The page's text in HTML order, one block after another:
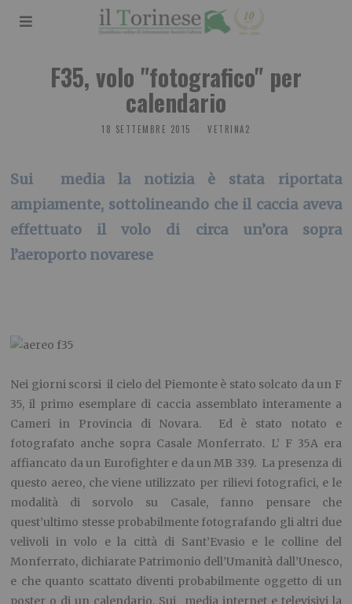
F35, volo "fotografico" per
calendario
18 SETTEMBRE 2015 VETRINA2
Sui media la notizia è stata riportata
ampiamente, sottolineando che il caccia aveva
effettuato il volo di circa un’ora sopra
l’aeroporto novarese
Nei giorni scorsi il cielo del Piemonte è stato solcato da un F
35, il primo esemplare di caccia assemblato interamente a
Cameri in Provincia di Novara. Ed è stato notato e
fotografato anche sopra Casale Monferrato. L’ F 35A era
affiancato da un Eurofighter e da un MB 339. La presenza di
questo aereo, che viene utilizzato per rilievi fotografici, e le
modalità di sorvolo su Casale, fanno pensare che
quest’ultimo stesse probabilmente fotografando gli altri due
velivoli in volo e la città di Sant’Evasio e le colline del
Monferrato, dichiarate Patrimonio dell’Umanità dall’Unesco,
e che quanto scattato diventi probabilmente oggetto di un
poster o di un calendario. Sui media internet e televisivi la